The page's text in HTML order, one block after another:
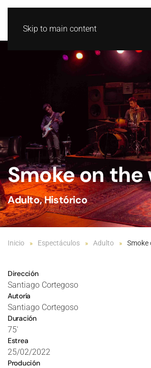
Skip to main content
Smoke on the
Adulto,Histórico
Inicio Espectáculos Adulto Smoke
Dirección
Santiago Cortegoso
Autoría
Santiago Cortegoso
Duración
75'
Estrea
25/02/2022
Produción